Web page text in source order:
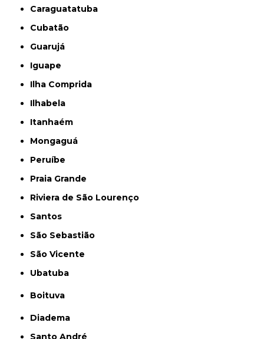
Caraguatatuba
Cubatão
Guarujá
Iguape
Ilha Comprida
Ilhabela
Itanhaém
Mongaguá
Peruíbe
Praia Grande
Riviera de São Lourenço
Santos
São Sebastião
São Vicente
Ubatuba
Boituva
Diadema
Santo André